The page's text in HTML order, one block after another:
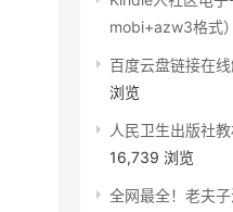
mobi+azw3格式）
百度云盘链接在
浏览
人民卫生出版社
16,739 浏览
全网最全！老夫